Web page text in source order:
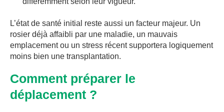
L’état de santé initial reste aussi un facteur majeur. Un
rosier déjà affaibli par une maladie, un mauvais
emplacement ou un stress récent supportera logiquement
moins bien une transplantation.
Comment préparer le
déplacement ?